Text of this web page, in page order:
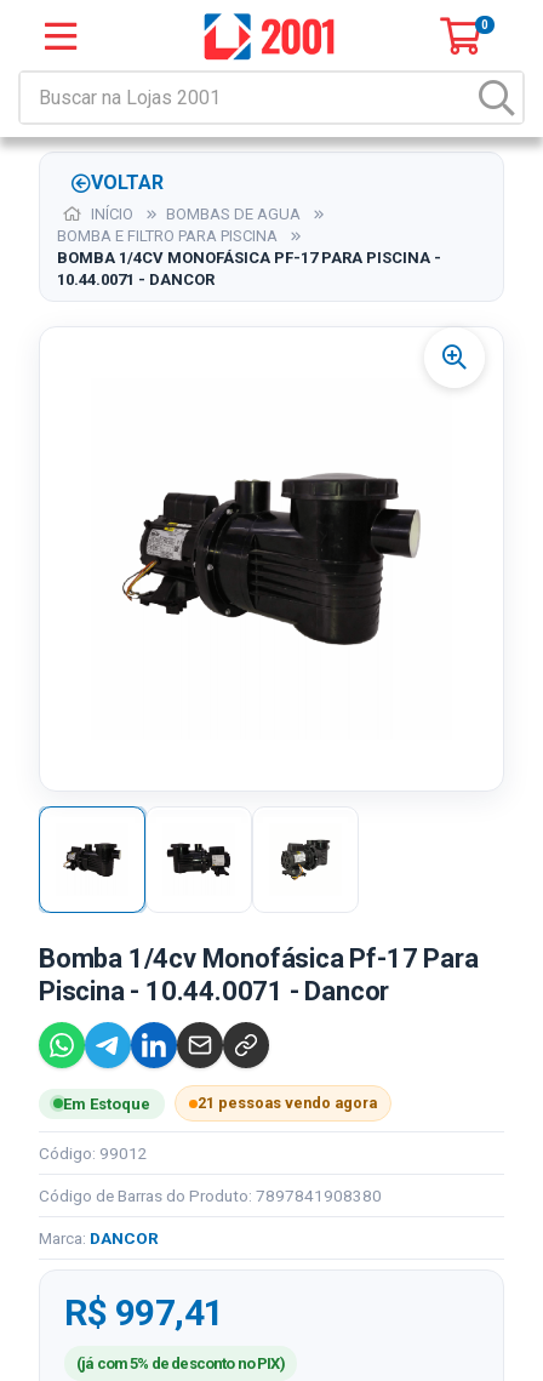
0
VOLTAR
INÍCIO
BOMBAS DE AGUA
BOMBA E FILTRO PARA PISCINA
BOMBA 1/4CV MONOFÁSICA PF-17 PARA PISCINA -
10.44.0071 - DANCOR
Bomba 1/4cv Monofásica Pf-17 Para
Piscina - 10.44.0071 - Dancor
Em Estoque 21 pessoas vendo agora
Código: 99012
Código de Barras do Produto: 7897841908380
Marca: DANCOR
R$ 997,41
(já com 5% de desconto no PIX)